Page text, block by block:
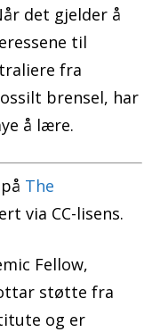
det gjelder å
til
fra
brensel, har
å lære.
The
via CC-lisens.
Fellow,
støtte fra
og er